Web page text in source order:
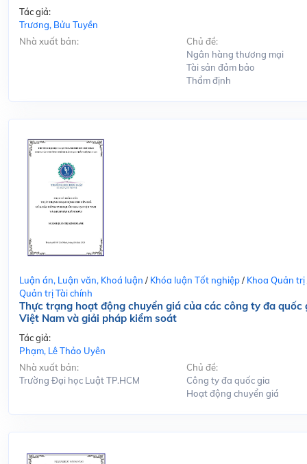
Tác giả:
Trương, Bửu Tuyền
Nhà xuất bản:
Chủ đề:
Ngân hàng thương mại
Tài sản đảm bảo
Thẩm định
Luận án, Luận văn, Khoá luận / Khóa luận Tốt nghiệp/ Khoa Quản trị
Quản trị Tài chính
Thực trạng hoạt động chuyển giá của các công ty đa quốc
Việt Nam và giải pháp kiểm soát
Tác giả:
Phạm, Lê Thảo Uyên
Nhà xuất bản:
Trường Đại học Luật TP.HCM
Chủ đề:
Công ty đa quốc gia
Hoạt động chuyển giá